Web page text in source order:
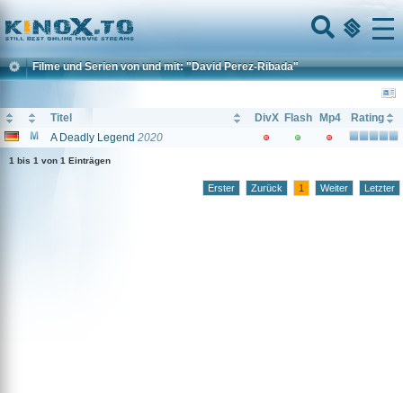
Home
Menu
Filme und Serien von und mit: "David Perez-Ribada"
Titel DivX Flash Mp4
Rating
A Deadly Legend 2020
1 bis 1 von 1 Einträgen
Erster Zurück 1 Weiter Letzter